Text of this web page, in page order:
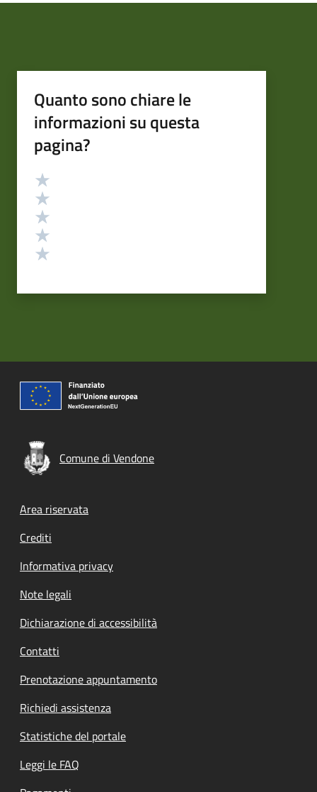
Quanto sono chiare le
informazioni su questa
pagina?
Valutazione
Comune di Vendone
Footer menu
Area riservata
Crediti
Informativa privacy
Note legali
Dichiarazione di accessibilità
Contatti
Prenotazione appuntamento
Richiedi assistenza
Statistiche del portale
Leggi le FAQ